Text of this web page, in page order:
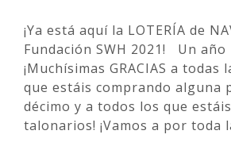
¡Ya está aquí la LOTERÍA de
Fundación SWH 2021! Un año
¡Muchísimas GRACIAS a todas
que estáis comprando alguna
décimo y a todos los que
talonarios! ¡Vamos a por toda